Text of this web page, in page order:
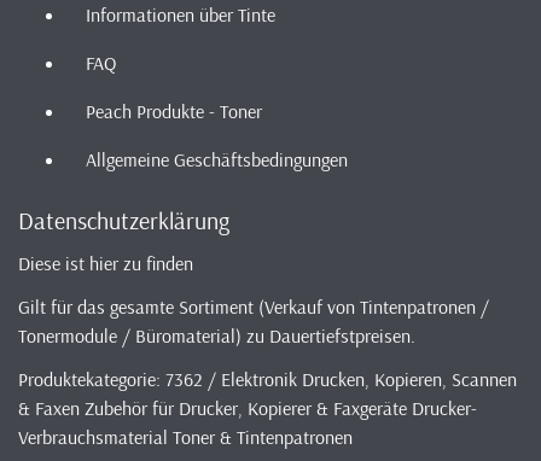
Informationen über Tinte
FAQ
Peach Produkte - Toner
Allgemeine Geschäftsbedingungen
Datenschutzerklärung
Diese ist hier zu finden
Gilt für das gesamte Sortiment (Verkauf von Tintenpatronen /
Tonermodule / Büromaterial) zu Dauertiefstpreisen.
Produktekategorie: 7362 / Elektronik Drucken, Kopieren, Scannen
& Faxen Zubehör für Drucker, Kopierer & Faxgeräte Drucker-
Verbrauchsmaterial Toner & Tintenpatronen